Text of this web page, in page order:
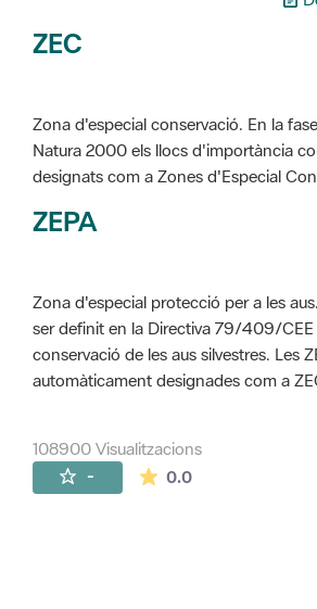
ZEC
Zona d'especial conservació. En la
Natura 2000 els llocs d'importància
designats com a Zones d'Especial
ZEPA
Zona d'especial protecció per a les
ser definit en la Directiva 79/409/CEE
conservació de les aus silvestres. Les
automàticament designades com a
108900 Visualitzacions
- 0.0La mitjana de